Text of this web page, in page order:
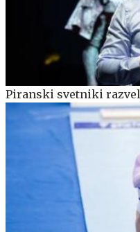
Piranski svetniki